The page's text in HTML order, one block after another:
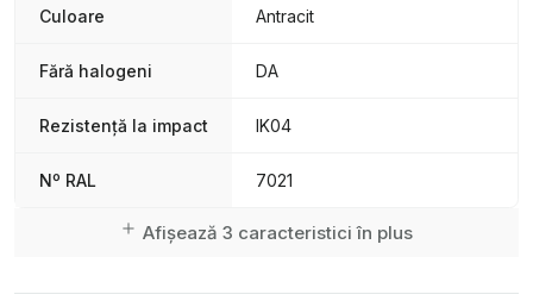
Culoare Antracit
Fără halogeni DA
Rezistență la impact IK04
Nº RAL 7021
Afișează 3 caracteristici în plus